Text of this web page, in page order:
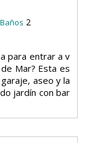
Baños 2
para entrar a v
Mar? Esta es
aseo y la
jardín con bar